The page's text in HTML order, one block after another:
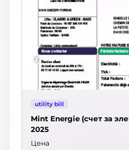
utility bill
Mint Energie (счет за
2025
Цена